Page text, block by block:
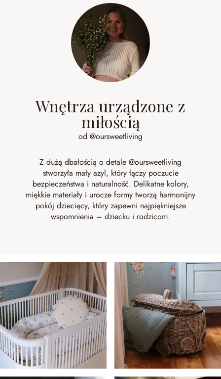
Wnętrza urządzone z
miłością
od @oursweetliving
Z dużą dbałością o detale @oursweetliving
stworzyła mały azyl, który łączy poczucie
bezpieczeństwa i naturalność. Delikatne kolory,
miękkie materiały i urocze formy tworzą harmonijny
pokój dziecięcy, który zapewni najpiękniejsze
wspomnienia – dziecku i rodzicom.